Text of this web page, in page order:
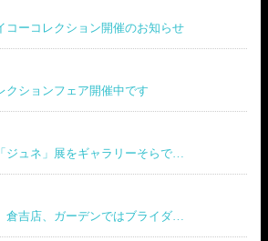
コーコレクション開催のお知らせ
クションフェア開催中です
ジュネ」展をギャラリーそらで…
倉吉店、ガーデンではブライダ…